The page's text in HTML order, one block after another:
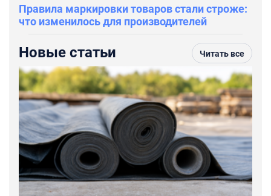
Правила маркировки товаров стали строже:
что изменилось для производителей
Новые статьи Читать все